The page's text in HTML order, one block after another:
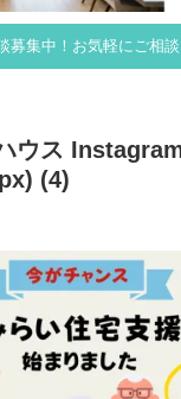
募集中！お気軽にご相
ウス
(4)